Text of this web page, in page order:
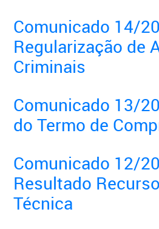
Comunicado 14/
Regularização de
Criminais
Comunicado 13/
do Termo de
Comunicado 12/
Resultado
Técnica